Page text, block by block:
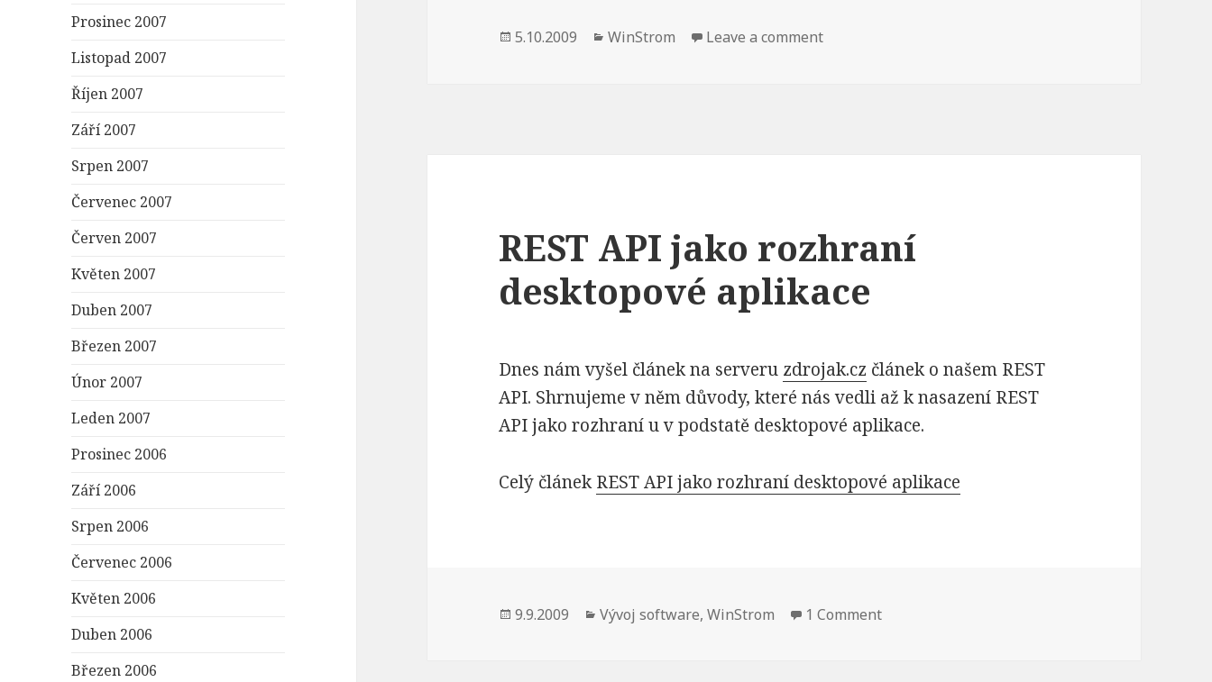
Prosinec 2007
Listopad 2007
Říjen 2007
Září 2007
Srpen 2007
Červenec 2007
Červen 2007
Květen 2007
Duben 2007
Březen 2007
Únor 2007
Leden 2007
Prosinec 2006
Září 2006
Srpen 2006
Červenec 2006
Květen 2006
Duben 2006
Březen 2006
Publikováno:
5.10.2009 Rubriky:
WinStrom Leave a comment
REST API jako rozhraní
desktopové aplikace
Dnes nám vyšel článek na serveru zdrojak.cz článek o našem REST
API. Shrnujeme v něm důvody, které nás vedli až k nasazení REST
API jako rozhraní u v podstatě desktopové aplikace.
Celý článekREST API jako rozhraní desktopové aplikace
Publikováno:
9.9.2009 Rubriky:
Vývoj software,WinStrom 1 Comment